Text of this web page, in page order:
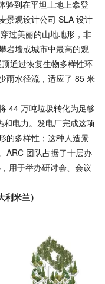
验到在平坦土地上攀登
景观设计公司 SLA 设计
过美丽的山地地形，非
岩墙或城市中最高的观
通过恢复生物多样性环
雨水径流，适应了 85 米
44 万吨垃圾转化为足够
电力。发电厂完成这项
的多样性；这种人造景
ARC 团队占据了十层办
用于举办研讨会、会议
米兰）